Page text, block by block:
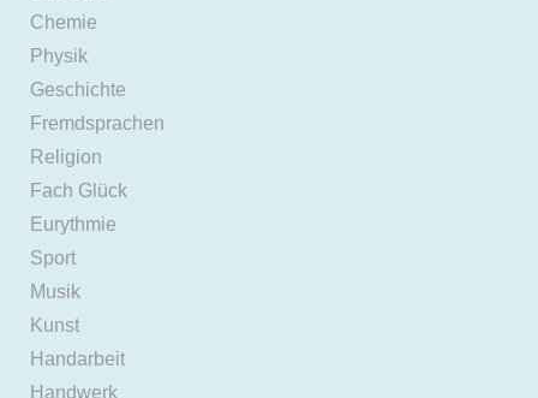
Chemie
Physik
Geschichte
Fremdsprachen
Religion
Fach Glück
Eurythmie
Sport
Musik
Kunst
Handarbeit
Handwerk